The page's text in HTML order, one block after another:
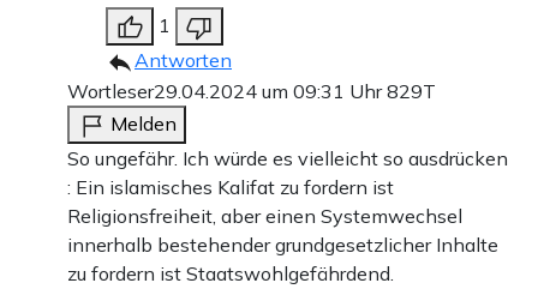
1
Antworten
Wortleser29.04.2024 um 09:31 Uhr829T
Melden
So ungefähr. Ich würde es vielleicht so ausdrücken
: Ein islamisches Kalifat zu fordern ist
Religionsfreiheit, aber einen Systemwechsel
innerhalb bestehender grundgesetzlicher Inhalte
zu fordern ist Staatswohlgefährdend.